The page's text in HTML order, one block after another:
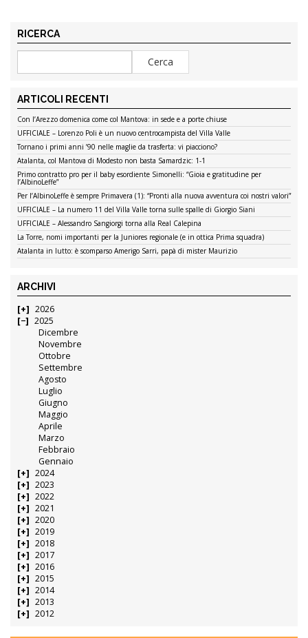
RICERCA
ARTICOLI RECENTI
Con l’Arezzo domenica come col Mantova: in sede e a porte chiuse
UFFICIALE – Lorenzo Poli è un nuovo centrocampista del Villa Valle
Tornano i primi anni ’90 nelle maglie da trasferta: vi piacciono?
Atalanta, col Mantova di Modesto non basta Samardzic: 1-1
Primo contratto pro per il baby esordiente Simonelli: “Gioia e gratitudine per
l’AlbinoLeffe”
Per l’AlbinoLeffe è sempre Primavera (1): “Pronti alla nuova avventura coi nostri valori”
UFFICIALE – La numero 11 del Villa Valle torna sulle spalle di Giorgio Siani
UFFICIALE – Alessandro Sangiorgi torna alla Real Calepina
La Torre, nomi importanti per la Juniores regionale (e in ottica Prima squadra)
Atalanta in lutto: è scomparso Amerigo Sarri, papà di mister Maurizio
ARCHIVI
2026
2025
Dicembre
Novembre
Ottobre
Settembre
Agosto
Luglio
Giugno
Maggio
Aprile
Marzo
Febbraio
Gennaio
2024
2023
2022
2021
2020
2019
2018
2017
2016
2015
2014
2013
2012